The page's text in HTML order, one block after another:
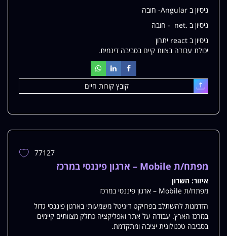
ניסיון ב Angular- חובה
ניסיון ב .net - חובה
ניסיון ב react יתרון
יכולת עבודה בצוות קיים בסביבה דינמית.
עלאת
קובץ קורות חיים
הוספת
77127
מפתח/ת Mobile – ארגון פיננסי במרכז
איזור: השרון
מפתח/ת Mobile – ארגון פיננסי במרכז
הזדמנות להשתלב בפרויקט דיגיטל משמעותי בארגון פיננסי גדול
במרכז הארץ. עבודה על אתר ואפליקציה כחלק מצוותים קיימים
בסביבה טכנולוגית יציבה ומתקדמת.